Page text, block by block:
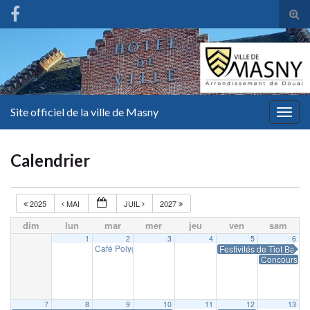
Site officiel de la ville de Masny
Calendrier
2025 MAI JUIL 2027
dim lun mar mer jeu ven sam
1 2
Café Polyglotte
3 4 5
Festivités de Tiot
6
Concours
7 8 9 10 11 12 13